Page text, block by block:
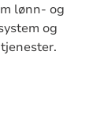
lønn- og
og